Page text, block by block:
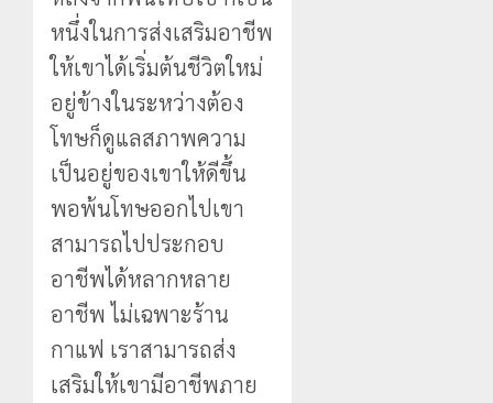
หนึ่งในการส่งเสริมอาชีพ
ให้เขาได้เริ่มต้นชีวิตใหม่
อยู่ข้างในระหว่างต้อง
โทษก็ดูแลสภาพความ
เป็นอยู่ของเขาให้ดีขึ้น
พอพ้นโทษออกไปเขา
สามารถไปประกอบ
อาชีพได้หลากหลาย
อาชีพ ไม่เฉพาะร้าน
กาแฟ เราสามารถส่ง
เสริมให้เขามีอาชีพภาย